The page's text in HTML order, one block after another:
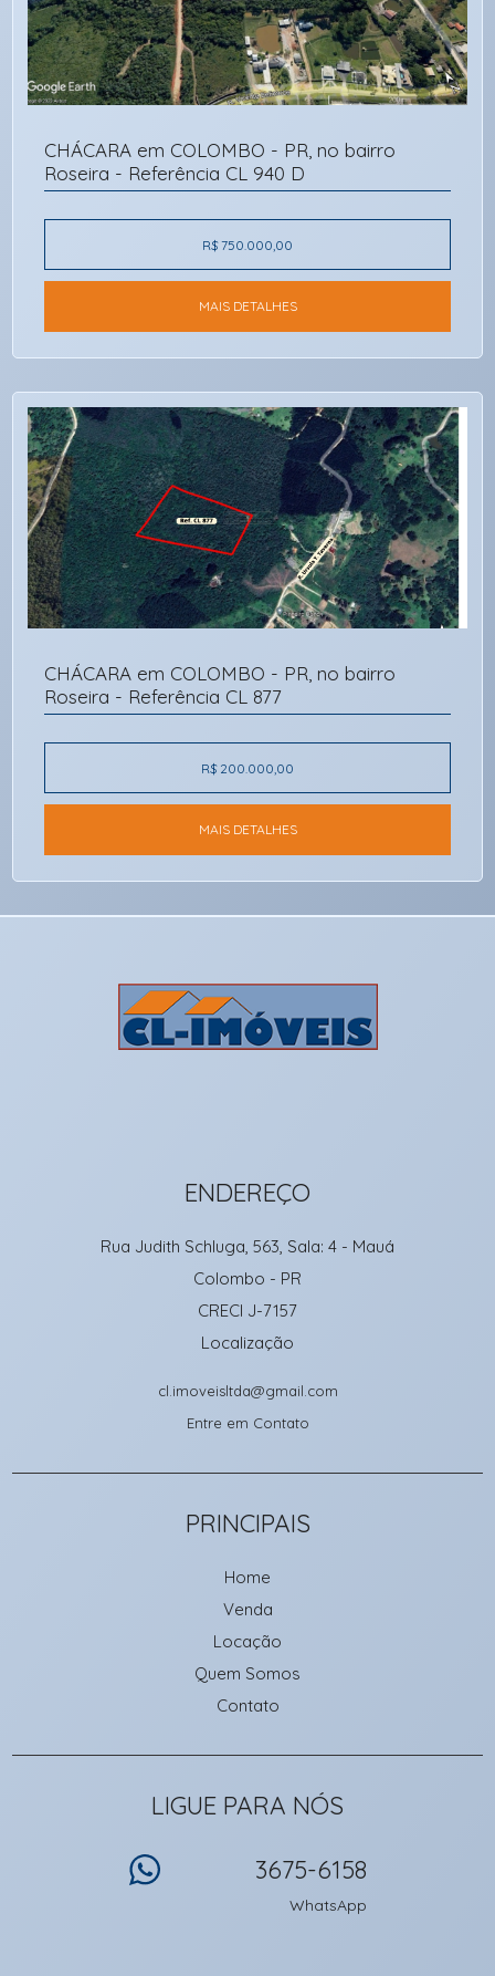
CHÁCARA em COLOMBO - PR, no bairro
Roseira - Referência CL 940 D
R$ 750.000,00
MAIS DETALHES
CHÁCARA em COLOMBO - PR, no bairro
Roseira - Referência CL 877
R$ 200.000,00
MAIS DETALHES
ENDEREÇO
Rua Judith Schluga, 563, Sala: 4 - Mauá
Colombo - PR
CRECI J-7157
Localização
cl.imoveisltda@gmail.com
Entre em Contato
PRINCIPAIS
Home
Venda
Locação
Quem Somos
Contato
LIGUE PARA NÓS
3675-6158
WhatsApp